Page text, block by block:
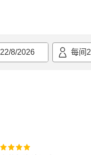
22/8/2026 每间 2